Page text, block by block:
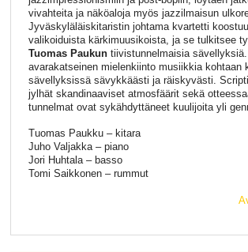
vivahteita ja näköaloja myös jazzilmaisun
Jyväskyläläiskitaristin johtama kvartetti
valikoiduista kärkimuusikoista, ja se tulkitsee
Tuomas Paukuntiivistunnelmaisia
avarakatseinen mielenkiinto musiikkia kohtaan
sävellyksissä sävykkäästi ja räiskyvästi.
jylhät skandinaaviset atmosfäärit sekä
tunnelmat ovat sykähdyttäneet kuulijoita yli
Tuomas Paukku – kitara
Juho Valjakka – piano
Jori Huhtala – basso
Tomi Saikkonen – rummut